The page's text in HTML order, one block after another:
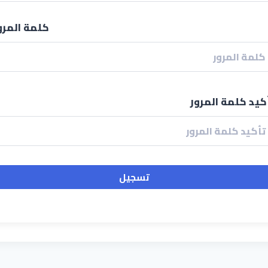
كلمة
كلمة المرور
تسجيل